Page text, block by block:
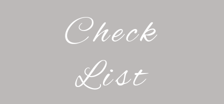
Check
List